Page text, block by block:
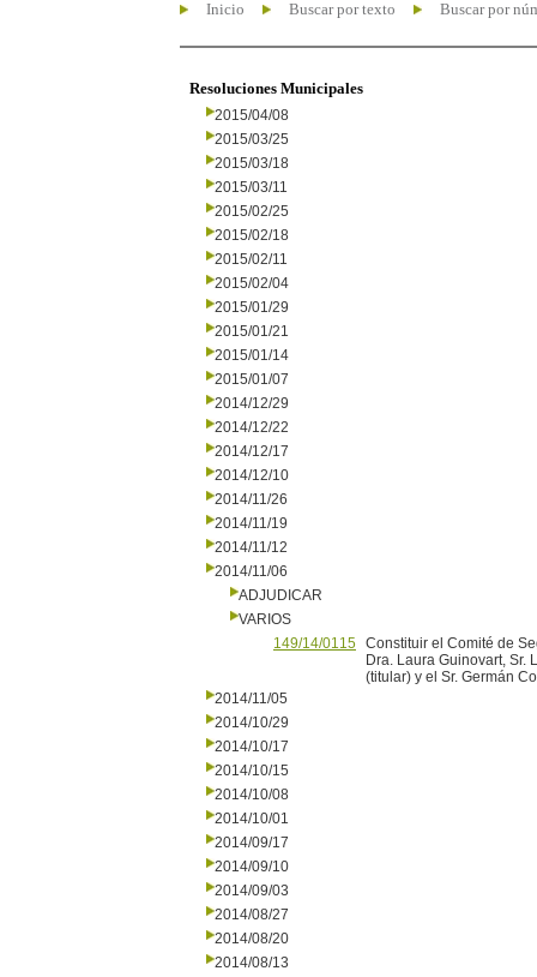
Inicio Buscar por texto Buscar por
Resoluciones Municipales
2015/04/08
2015/03/25
2015/03/18
2015/03/11
2015/02/25
2015/02/18
2015/02/11
2015/02/04
2015/01/29
2015/01/21
2015/01/14
2015/01/07
2014/12/29
2014/12/22
2014/12/17
2014/12/10
2014/11/26
2014/11/19
2014/11/12
2014/11/06
ADJUDICAR
VARIOS
149/14/0115 Constituir el Comité de
Dra. Laura Guinovart, Sr.
(titular) y el Sr. Germán
2014/11/05
2014/10/29
2014/10/17
2014/10/15
2014/10/08
2014/10/01
2014/09/17
2014/09/10
2014/09/03
2014/08/27
2014/08/20
2014/08/13